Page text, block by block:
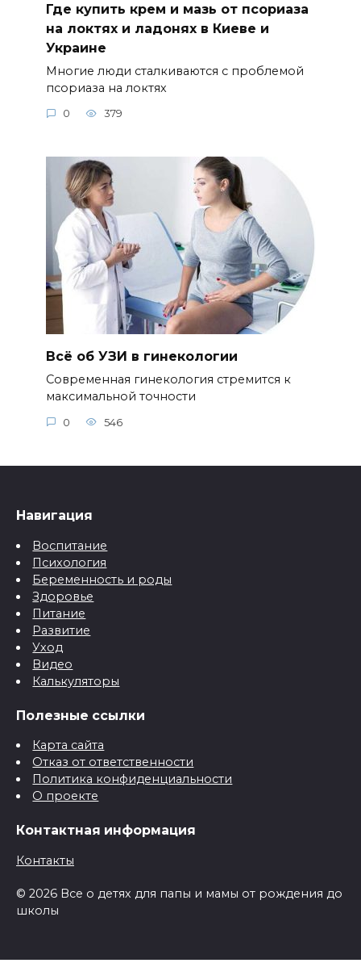
Где купить крем и мазь от псориаза
на локтях и ладонях в Киеве и
Украине
Многие люди сталкиваются с проблемой
псориаза на локтях
0 379
Всё об УЗИ в гинекологии
Современная гинекология стремится к
максимальной точности
0 546
Навигация
Воспитание
Психология
Беременность и роды
Здоровье
Питание
Развитие
Уход
Видео
Калькуляторы
Полезные ссылки
Карта сайта
Отказ от ответственности
Политика конфиденциальности
О проекте
Контактная информация
Контакты
© 2026 Все о детях для папы и мамы от рождения до
школы